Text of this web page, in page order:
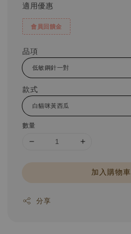
適用優惠
會員回饋金
品項
款式
數量
加入購物車
分享